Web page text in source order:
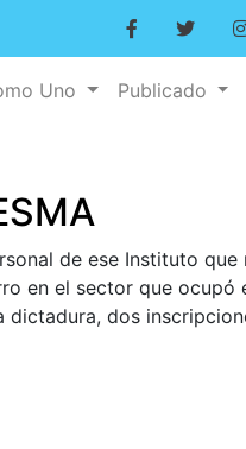
Uno Publicado
de ese Instituto
en el sector que ocupó
dos